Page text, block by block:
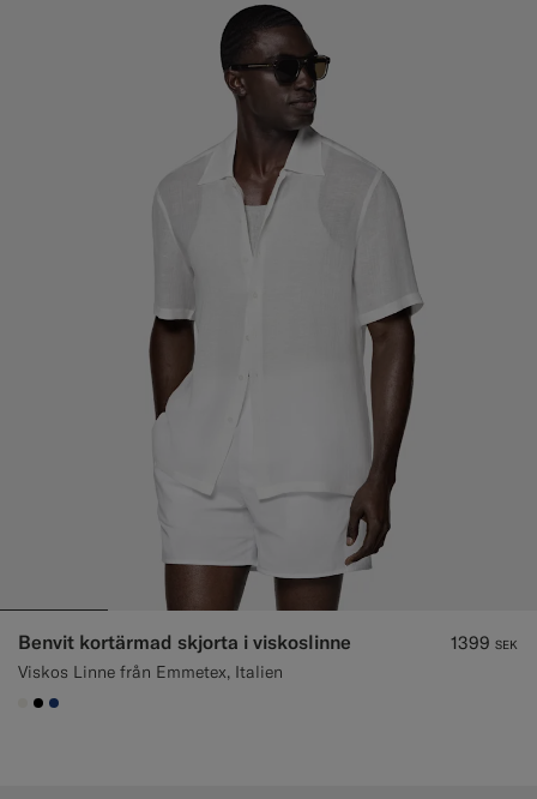
Benvit kortärmad skjorta i viskoslinne
Viskos Linne från Emmetex, Italien
1399 SEK
#F1EFE8
#000000
#1C3D7A